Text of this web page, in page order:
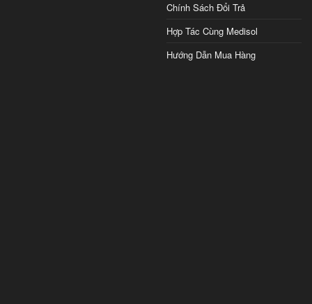
Chính Sách Đổi Trả
Hợp Tác Cùng Medisol
Hướng Dẫn Mua Hàng